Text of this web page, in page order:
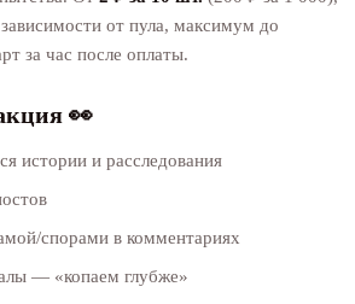
от пула, максимум до
за час после оплаты.
👀
истории и расследования
спорами в комментариях
— «копаем глубже»